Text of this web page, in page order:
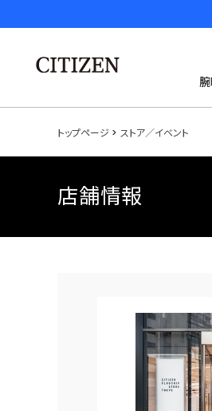
トップページ ストア／イベント
店舗情報